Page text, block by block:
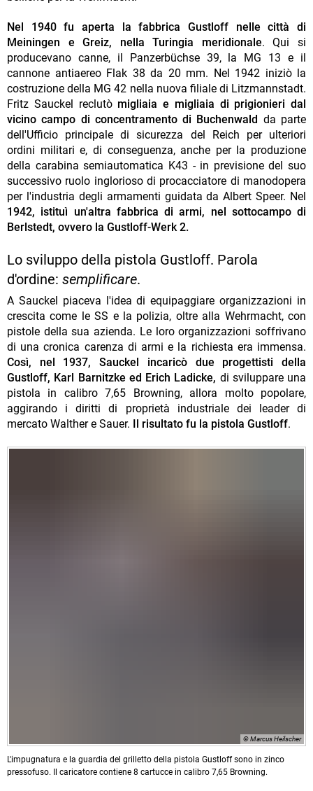
Nel 1940 fu aperta la fabbrica Gustloff nelle città di
Meiningen e Greiz, nella Turingia meridionale. Qui si
producevano canne, il Panzerbüchse 39, la MG 13 e il
cannone antiaereo Flak 38 da 20 mm. Nel 1942 iniziò la
costruzione della MG 42 nella nuova filiale di Litzmannstadt.
Fritz Sauckel reclutò migliaia e migliaia di prigionieri dal
vicino campo di concentramento di Buchenwald da parte
dell'Ufficio principale di sicurezza del Reich per ulteriori
ordini militari e, di conseguenza, anche per la produzione
della carabina semiautomatica K43 - in previsione del suo
successivo ruolo inglorioso di procacciatore di manodopera
per l'industria degli armamenti guidata da Albert Speer. Nel
1942, istituì un'altra fabbrica di armi, nel sottocampo di
Berlstedt, ovvero la Gustloff-Werk 2.
Lo sviluppo della pistola Gustloff. Parola
d'ordine: semplificare.
A Sauckel piaceva l'idea di equipaggiare organizzazioni in
crescita come le SS e la polizia, oltre alla Wehrmacht, con
pistole della sua azienda. Le loro organizzazioni soffrivano
di una cronica carenza di armi e la richiesta era immensa.
Così, nel 1937, Sauckel incaricò due progettisti della
Gustloff, Karl Barnitzke ed Erich Ladicke, di sviluppare una
pistola in calibro 7,65 Browning, allora molto popolare,
aggirando i diritti di proprietà industriale dei leader di
mercato Walther e Sauer.
Il risultato fu la pistola Gustloff.
© Marcus Heilscher
L'impugnatura e la guardia del grilletto della pistola Gustloff sono in zinco
pressofuso. Il caricatore contiene 8 cartucce in calibro 7,65 Browning.